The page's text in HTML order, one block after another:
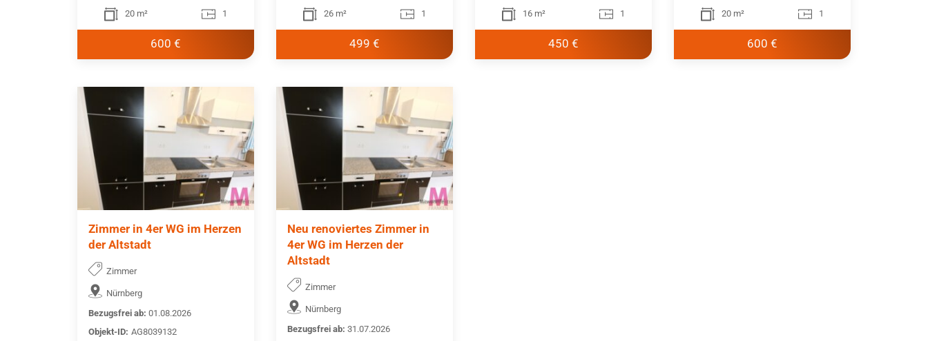
20 m² 1
600 €
26 m² 1
499 €
16 m² 1
450 €
20 m² 1
600 €
Zimmer in 4er WG im Herzen
der Altstadt
Zimmer
Nürnberg
Bezugsfrei ab: 01.08.2026
Objekt-ID: AG8039132
Neu renoviertes Zimmer in
4er WG im Herzen der
Altstadt
Zimmer
Nürnberg
Bezugsfrei ab: 31.07.2026